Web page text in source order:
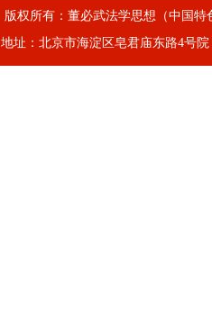
版权所有：董必武法学思想（中国
地址：北京市海淀区皂君庙东路4号院